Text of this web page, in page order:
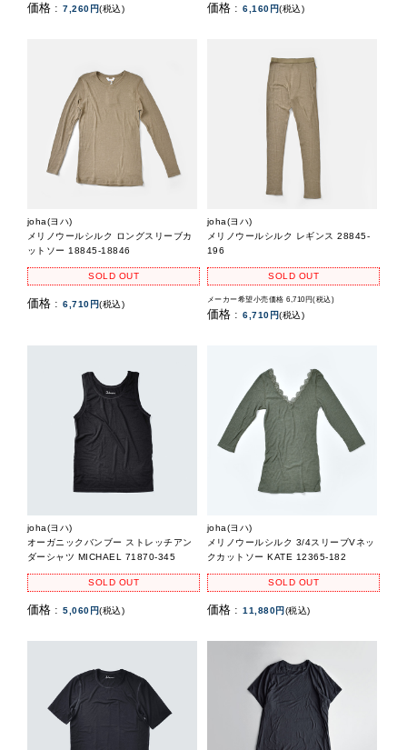
価格 : 7,260円(税込) 価格 : 6,160円(税込)
joha(ヨハ)
メリノウールシルク ロングスリーブカ
ットソー 18845-18846
SOLD OUT
価格 : 6,710円(税込)
joha(ヨハ)
メリノウールシルク レギンス 28845-
196
SOLD OUT
メーカー希望小売価格 6,710円(税込)
価格 : 6,710円(税込)
joha(ヨハ)
オーガニックバンブー ストレッチアン
ダーシャツ MICHAEL 71870-345
SOLD OUT
価格 : 5,060円(税込)
joha(ヨハ)
メリノウールシルク 3/4スリーブVネッ
クカットソー KATE 12365-182
SOLD OUT
価格 : 11,880円(税込)